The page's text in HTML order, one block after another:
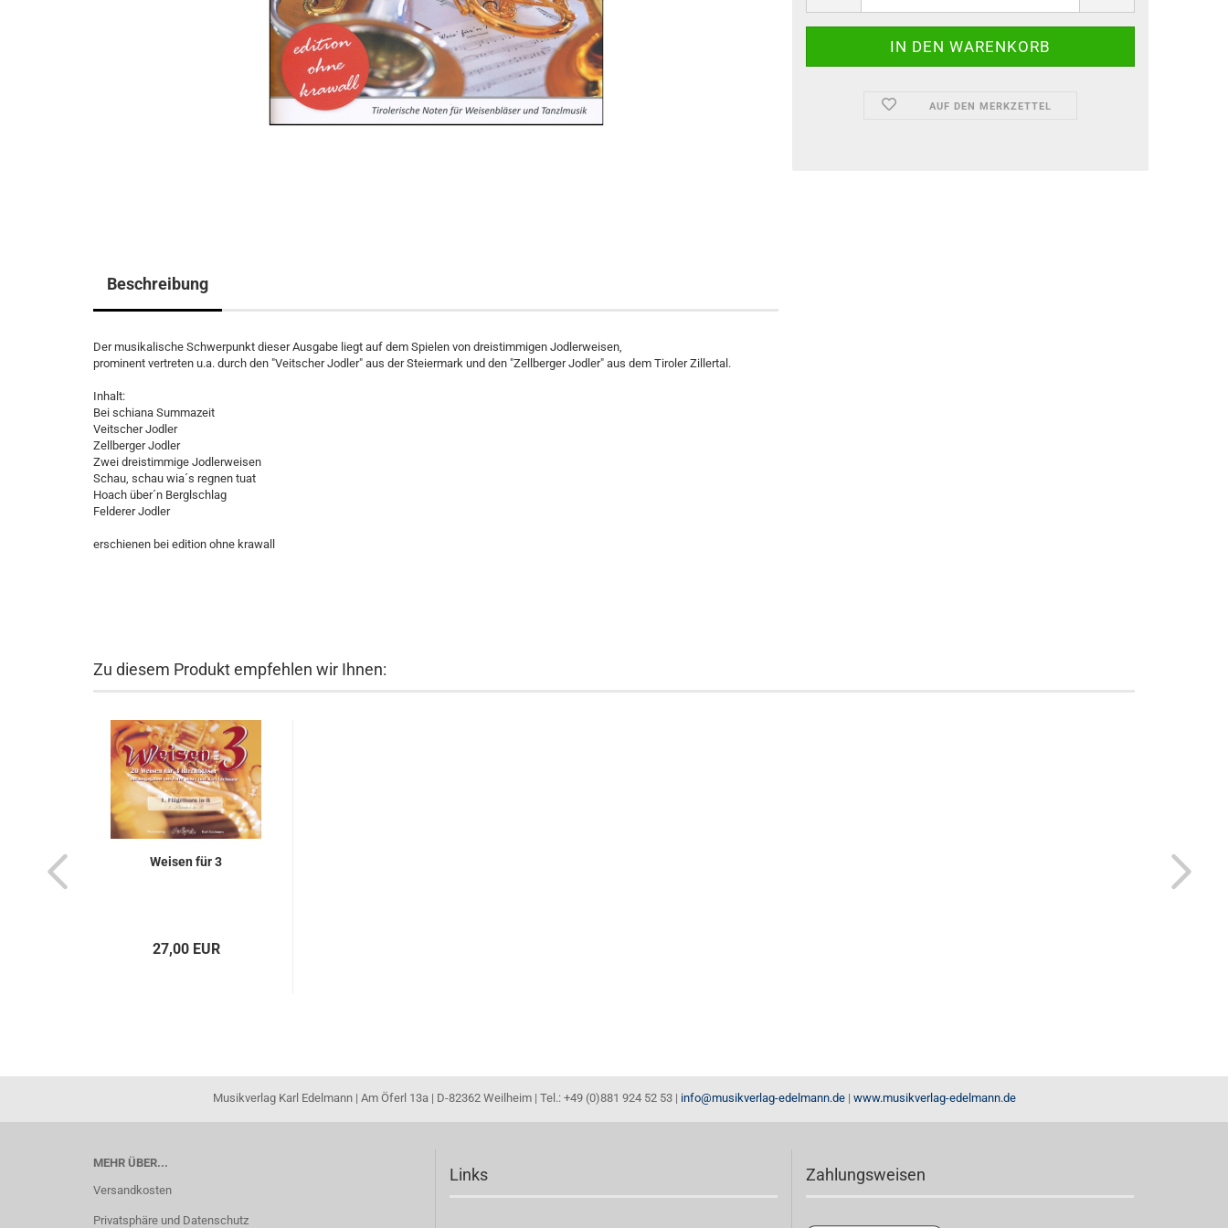
AUF DEN MERKZETTEL
Beschreibung
Der musikalische Schwerpunkt dieser Ausgabe liegt auf dem Spielen von dreistimmigen Jodlerweisen,
prominent vertreten u.a. durch den "Veitscher Jodler" aus der Steiermark und den "Zellberger Jodler" aus dem Tiroler Zillertal.
Inhalt:
Bei schiana Summazeit
Veitscher Jodler
Zellberger Jodler
Zwei dreistimmige Jodlerweisen
Schau, schau wia´s regnen tuat
Hoach über´n Berglschlag
Felderer Jodler
erschienen bei edition ohne krawall
Zu diesem Produkt empfehlen wir Ihnen:
Weisen für 3
27,00 EUR
Musikverlag Karl Edelmann | Am Öferl 13a | D-82362 Weilheim | Tel.: +49 (0)881 924 52 53 | info@musikverlag-edelmann.de| www.musikverlag-edelmann.de
MEHR ÜBER...
Versandkosten
Privatsphäre und Datenschutz
Links Zahlungsweisen